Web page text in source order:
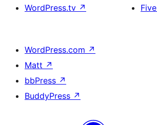
WordPress.tv ↗
WordPress.com ↗
Matt ↗
bbPress ↗
BuddyPress ↗